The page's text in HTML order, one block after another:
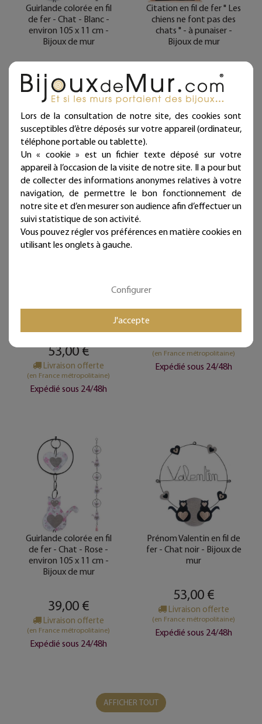
Guirlande colorée en fil
de fer - Chat - Blanc -
environ 105 x 11 cm -
Bijoux de mur
39,00 €
Livraison offerte
(en France métropolitaine)
Expédié sous 24/48h
Citation en fil de fer " Les
chiens ne font pas des
chats " - à punaiser -
Bijoux de mur
32,00 €
Livraison offerte dès
39€ d’achat
Expédié sous 24/48h
fer - 1 ligne - Chat - Blanc
53,00 €
Livraison offerte
(en France métropolitaine)
Expédié sous 24/48h
53,00 €
(en France métropolitaine)
Expédié sous 24/48h
Guirlande colorée en fil
de fer - Chat - Rose -
environ 105 x 11 cm -
Bijoux de mur
39,00 €
Livraison offerte
(en France métropolitaine)
Expédié sous 24/48h
Prénom Valentin en fil de
fer - Chat noir - Bijoux de
mur
53,00 €
Livraison offerte
(en France métropolitaine)
Expédié sous 24/48h
AFFICHER TOUT
Lors de la consultation de notre site, des cookies sont
susceptibles d’être déposés sur votre appareil (ordinateur,
téléphone portable ou tablette).
Un « cookie » est un fichier texte déposé sur votre
appareil à l’occasion de la visite de notre site. Il a pour but
de collecter des informations anonymes relatives à votre
navigation, de permettre le bon fonctionnement de
notre site et d’en mesurer son audience afin d’effectuer un
suivi statistique de son activité.
Vous pouvez régler vos préférences en matière cookies en
utilisant les onglets à gauche.
Configurer
J'accepte